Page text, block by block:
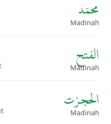
محمّد
Madinah
الفتح
Madinah
الحجرٰت
Madinah